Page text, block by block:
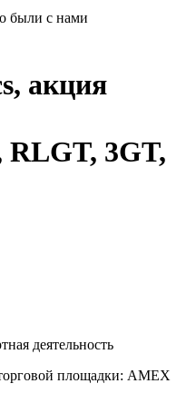
были с нами
акция
RLGT, 3GT,
деятельность
площадки: AMEX